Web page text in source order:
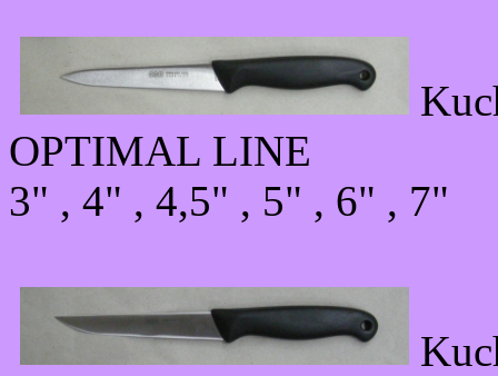
OPTIMAL LINE
3" , 4" , 4,5" , 5" , 6" , 7"